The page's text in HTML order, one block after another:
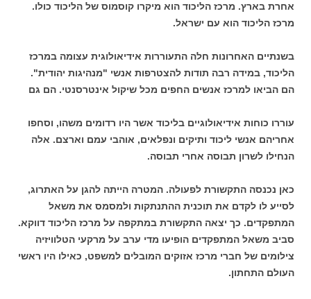
אחרת בארץ. מרכז הליכוד הוא מיקרו קוסמוס של הליכוד כולו.
מרכז הליכוד הוא עם ישראל.
בשנתיים האחרונות חלה התעוררות אידיאולוגית עצומה במרכז
הליכוד, במידה רבה תודות להצטרפות אנשי "מנהיגות יהודית".
הם הביאו למרכז אנשים החפים מכל שיקול אינטרסנטי. הם גם
עוררו כוחות אידיאולוגיים בליכוד אשר היו רדומים משהו, וסחפו
אחריהם אנשי ליכוד ותיקים ונפלאים, אוהבי עמם וארצם. אלה
הנחילו לשרון תבוסה אחרי תבוסה.
כאן נכנסה התקשורת לפעולה. המטרה הייתה להגן על האתרוג,
לסייע לו לקדם את תוכנית ההתנתקות ולמסמס את משאל
המתפקדים. כך יצאה התקשורת במתקפה על מרכז הליכוד דווקא.
סביב משאל המתפקדים הופיעו מדי ערב על מרקעי הטלוויזיה
צילומים של חברי מרכז אזוקים המובלים למשפט, כאילו היו ראשי
העולם התחתון.